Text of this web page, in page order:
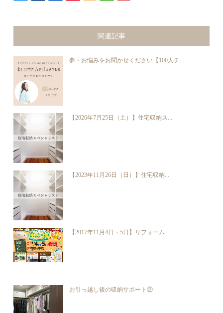
関連記事
夢・お悩みをお聞かせください【100人チ...
【2026年7月25日（土）】住宅収納ス...
【2023年11月26日（日）】住宅収納...
【2017年11月4日・5日】リフォーム...
お引っ越し後の収納サポート②